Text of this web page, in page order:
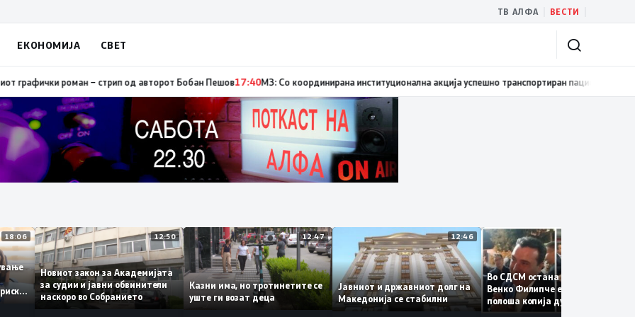
ТВ АЛФА ВЕСТИ
ЕКОНОМИЈА СВЕТ
од кои три се активни – изгаснат пожарот кај село Чифлик17:41Промовиран првиот графички роман – стрип од авторот Бобан Пешов
18:06 12:50
Новиот закон за Академијата
за судии и јавни обвинители
наскоро во Собранието
12:47
Казни има, но тротинетите се
уште ги возат деца
12:46
Јавниот и државниот долг на
Македонија се стабилни
Во СДСМ остана само
Венко Филипче е само бледа
полоша копија дури и од
Заев